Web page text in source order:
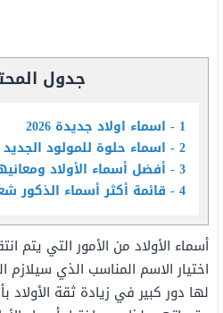
جدول
1
اسماء اولاد جديدة 2026
2 اسماء حلوة للمولود الجديد
3 أفضل أسماء الأولاد
4 قائمة أكثر أسماء الذكور
أسماء الأولاد من الأمور التي يتم
اختيار الاسم المناسب الذي
لها دور كبير في زيادة ثقة الأولاد